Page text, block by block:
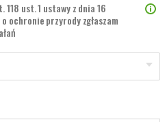
118 ust. 1 ustawy z dnia 16
ochronie przyrody zgłaszam